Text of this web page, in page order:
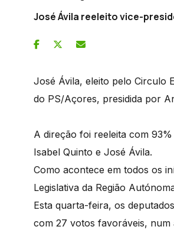
José Ávila reeleito vice-
José Ávila, eleito pelo Circulo
do PS/Açores, presidida por
A direção foi reeleita com
Isabel Quinto e José Ávila.
Como acontece em todos os
Legislativa da Região
Esta quarta-feira, os
com 27 votos favoráveis,